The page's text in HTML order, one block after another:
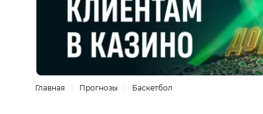
Главная Прогнозы Баскетбол